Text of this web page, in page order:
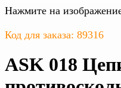
Нажмите на
Код для заказа: 89316
ASK 018